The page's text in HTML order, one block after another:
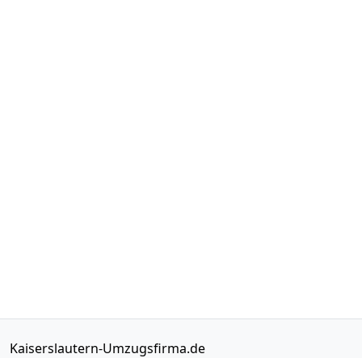
Kaiserslautern-Umzugsfirma.de